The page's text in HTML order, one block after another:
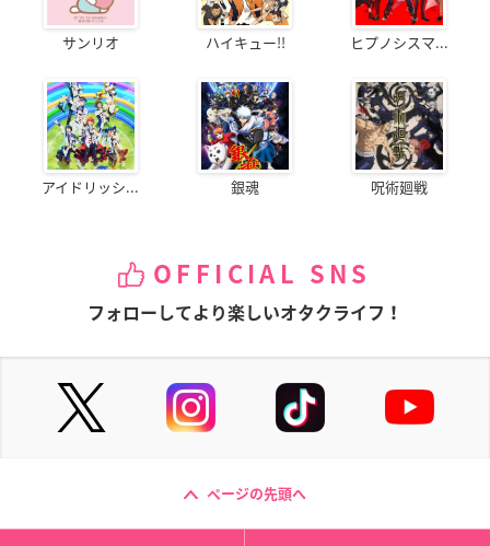
サンリオ ハイキュー!! ヒプノシスマ...
アイドリッシ... 銀魂 呪術廻戦
OFFICIAL SNS
フォローしてより楽しいオタクライフ！
ページの先頭へ